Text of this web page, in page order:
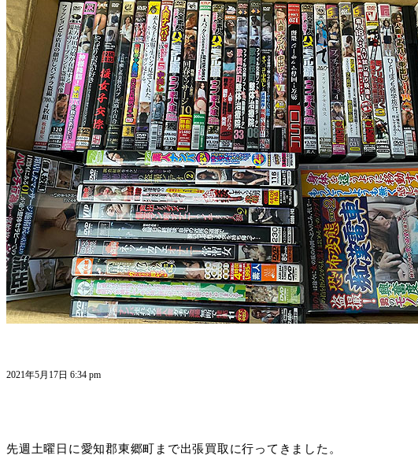
2021年5月17日 6:34 pm
先週土曜日に愛知郡東郷町まで出張買取に行ってきました。